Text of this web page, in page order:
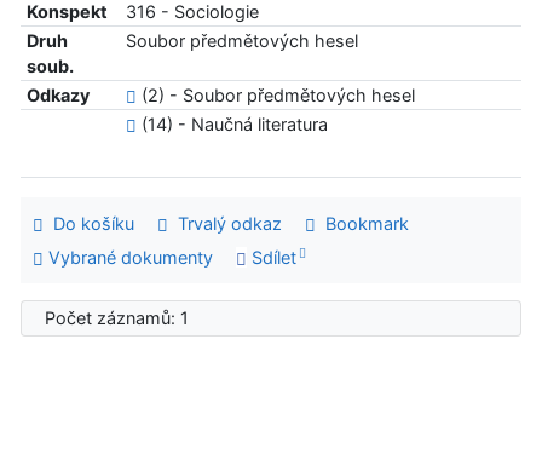
Konspekt
316 - Sociologie
Druh
soub.
Soubor předmětových hesel
Odkazy
(2) - Soubor předmětových hesel
(14) - Naučná literatura
Do košíku Trvalý odkaz
Bookmark
Vybrané dokumenty
Sdílet
Počet záznamů: 1